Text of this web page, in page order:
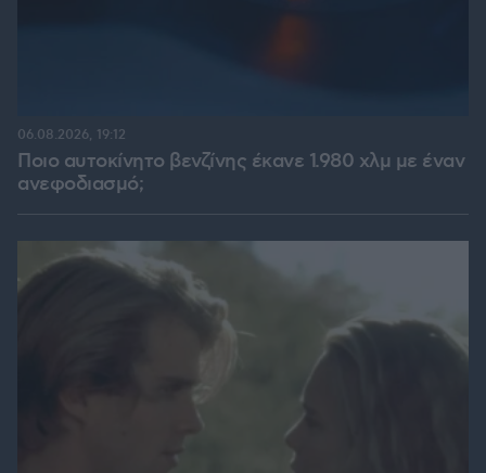
Ποιο αυτοκίνητο βενζίνης έκανε 1.980 χλμ με έναν
ανεφοδιασμό;
06.08.2026, 19:12